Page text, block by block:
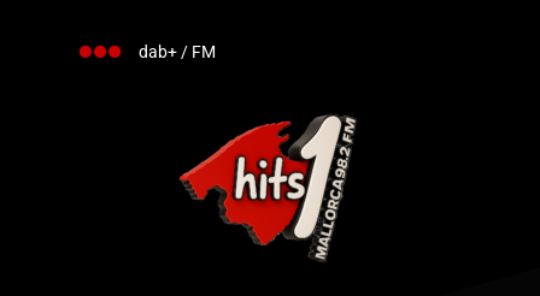
dab+ / FM